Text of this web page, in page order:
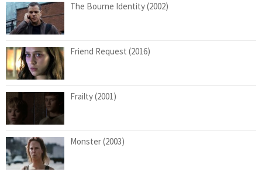
The Bourne Identity (2002)
Friend Request (2016)
Frailty (2001)
Monster (2003)